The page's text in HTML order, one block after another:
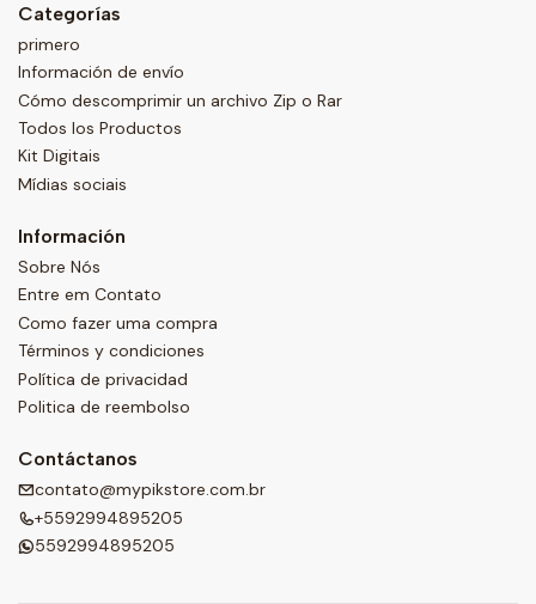
Categorías
primero
Información de envío
Cómo descomprimir un archivo Zip o Rar
Todos los Productos
Kit Digitais
Mídias sociais
Información
Sobre Nós
Entre em Contato
Como fazer uma compra
Términos y condiciones
Política de privacidad
Politica de reembolso
Contáctanos
contato@mypikstore.com.br
+5592994895205
5592994895205